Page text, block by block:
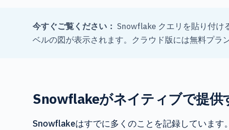
今すぐご覧ください： Snowflake クエリを貼り付け
ベルの図が表示されます。クラウド版には無料プラ
Snowflakeがネイティブで提供
Snowflakeはすでに多くのことを記録しています。